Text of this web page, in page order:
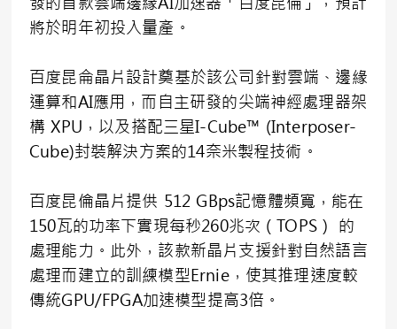
將於明年初投入量產。
百度昆侖晶片設計奠基於該公司針對雲端、邊緣
運算和AI應用，而自主研發的尖端神經處理器架
構 XPU，以及搭配三星I-Cube™ (Interposer-
Cube)封裝解決方案的14奈米製程技術。
百度昆倫晶片提供 512 GBps記憶體頻寬，能在
150瓦的功率下實現每秒260兆次（TOPS） 的
處理能力。此外，該款新晶片支援針對自然語言
處理而建立的訓練模型Ernie，使其推理速度較
傳統GPU/FPGA加速模型提高3倍。